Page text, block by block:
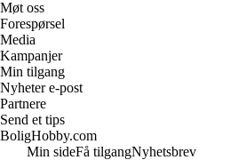
Møt oss
Forespørsel
Media
Kampanjer
Min tilgang
Nyheter e-post
Partnere
Send et tips
BoligHobby.com
Min sideFå tilgangNyhetsbrev